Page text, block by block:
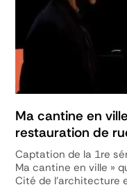
Ma cantine en
restauration de
Captation de la 1re
Ma cantine en ville »
Cité de l'architecture